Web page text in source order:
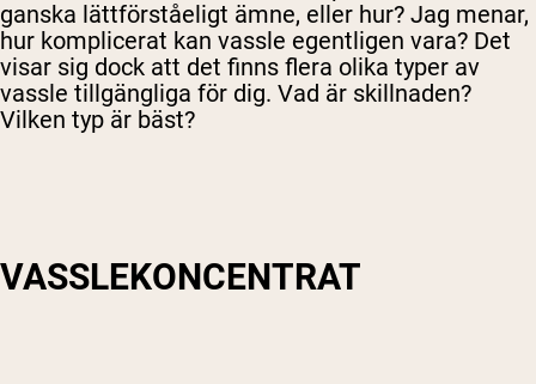
ganska lättförståeligt ämne, eller hur? Jag menar,
hur komplicerat kan vassle egentligen vara? Det
visar sig dock att det finns flera olika typer av
vassle tillgängliga för dig. Vad är skillnaden?
Vilken typ är bäst?
VASSLEKONCENTRAT